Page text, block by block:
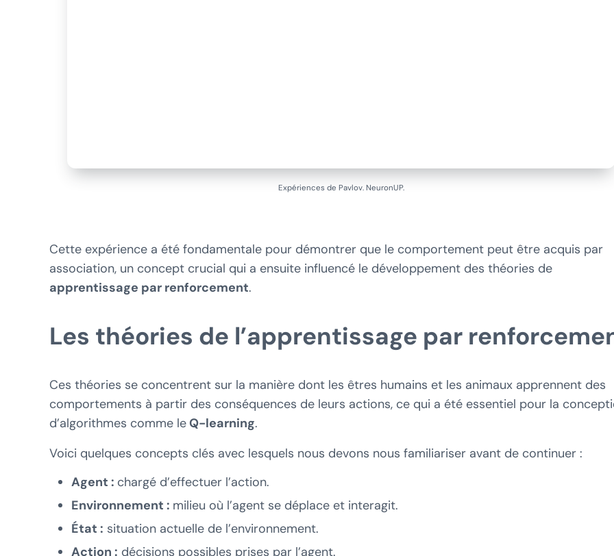
Expériences de Pavlov. NeuronUP.
Cette expérience a été fondamentale pour démontrer que le comportement peut être acquis par
association, un concept crucial qui a ensuite influencé le développement des théories de
apprentissage par renforcement.
Les théories de l’apprentissage par
Ces théories se concentrent sur la manière dont les êtres humains et les animaux apprennent des
comportements à partir des conséquences de leurs actions, ce qui a été essentiel pour la
d’algorithmes comme leQ-learning.
Voici quelques concepts clés avec lesquels nous devons nous familiariser avant de continuer :
Agent : chargé d’effectuer l’action.
Environnement : milieu où l’agent se déplace et interagit.
État : situation actuelle de l’environnement.
Action : décisions possibles prises par l’agent.